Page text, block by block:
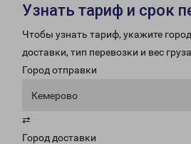
Узнать тариф и срок
Чтобы узнать тариф, укажите
доставки, тип перевозки и вес груза.
Город отправки
Кемерово
⇄
Город доставки